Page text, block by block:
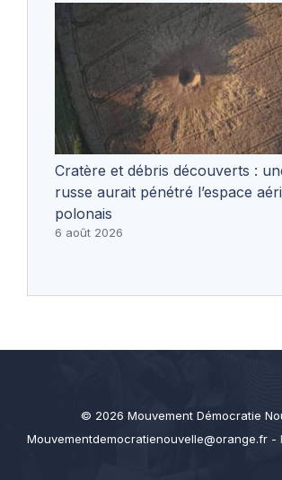
Cratère et débris découverts :
russe aurait pénétré l’espace
polonais
6 août 2026
© 2026 Mouvement Démocratie
Mouvementdemocratienouvelle@orange.fr -